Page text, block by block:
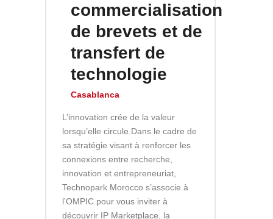
commercialisation
de brevets et de
transfert de
technologie
Casablanca
L’innovation crée de la valeur
lorsqu’elle circule.Dans le cadre de
sa stratégie visant à renforcer les
connexions entre recherche,
innovation et entrepreneuriat,
Technopark Morocco s’associe à
l’OMPIC pour vous inviter à
découvrir IP Marketplace, la